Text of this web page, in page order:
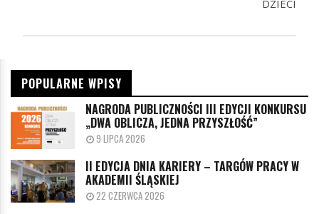
DZIECI
POPULARNE WPISY
NAGRODA PUBLICZNOŚCI III EDYCJI KONKURSU
„DWA OBLICZA, JEDNA PRZYSZŁOŚĆ”
9 LIPCA 2026
II EDYCJA DNIA KARIERY – TARGÓW PRACY W
AKADEMII ŚLĄSKIEJ
22 CZERWCA 2026